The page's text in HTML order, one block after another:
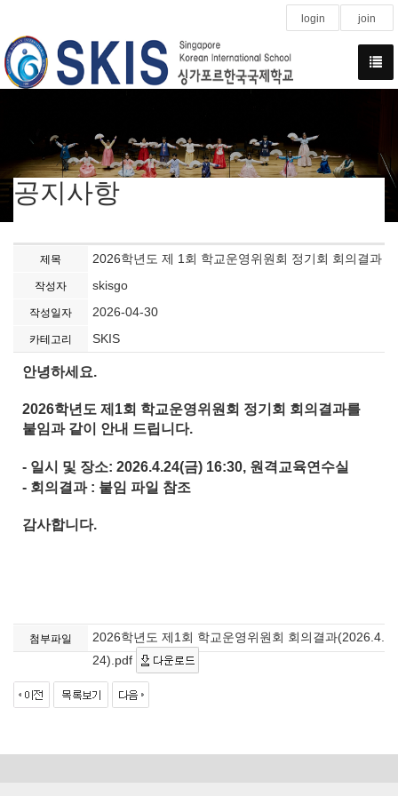
login join
공지사항
제목 2026학년도 제 1회 학교운영위원회 정기회 회의결과
작성자 skisgo
작성일자 2026-04-30
카테고리 SKIS
안녕하세요.
2026학년도 제1회 학교운영위원회 정기회 회의결과를
붙임과 같이 안내 드립니다.
- 일시 및 장소: 2026.4.24(금) 16:30, 원격교육연수실
- 회의결과 : 붙임 파일 참조
감사합니다.
첨부파일
2026학년도 제1회 학교운영위원회 회의결과(2026.4.
24).pdf